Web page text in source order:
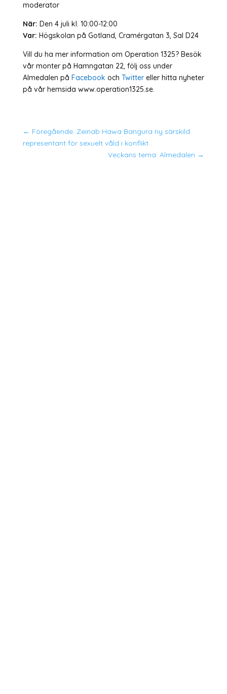
moderator
När: Den 4 juli kl. 10:00-12:00
Var: Högskolan på Gotland, Cramérgatan 3, Sal D24
Vill du ha mer information om Operation 1325? Besök
vår monter på Hamngatan 22, följ oss under
Almedalen på Facebook och Twittereller hitta nyheter
på vår hemsida www.operation1325.se.
← Föregående: Zeinab Hawa Bangura ny särskild
representant för sexuelt våld i konflikt
Veckans tema: Almedalen →